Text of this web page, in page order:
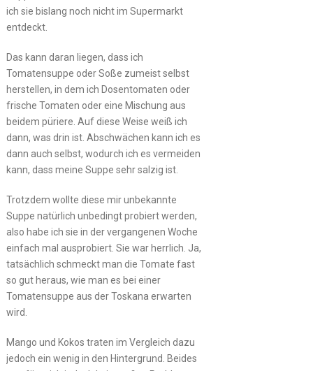
ich sie bislang noch nicht im Supermarkt
entdeckt.
Das kann daran liegen, dass ich
Tomatensuppe oder Soße zumeist selbst
herstellen, in dem ich Dosentomaten oder
frische Tomaten oder eine Mischung aus
beidem püriere. Auf diese Weise weiß ich
dann, was drin ist. Abschwächen kann ich es
dann auch selbst, wodurch ich es vermeiden
kann, dass meine Suppe sehr salzig ist.
Trotzdem wollte diese mir unbekannte
Suppe natürlich unbedingt probiert werden,
also habe ich sie in der vergangenen Woche
einfach mal ausprobiert. Sie war herrlich. Ja,
tatsächlich schmeckt man die Tomate fast
so gut heraus, wie man es bei einer
Tomatensuppe aus der Toskana erwarten
wird.
Mango und Kokos traten im Vergleich dazu
jedoch ein wenig in den Hintergrund. Beides